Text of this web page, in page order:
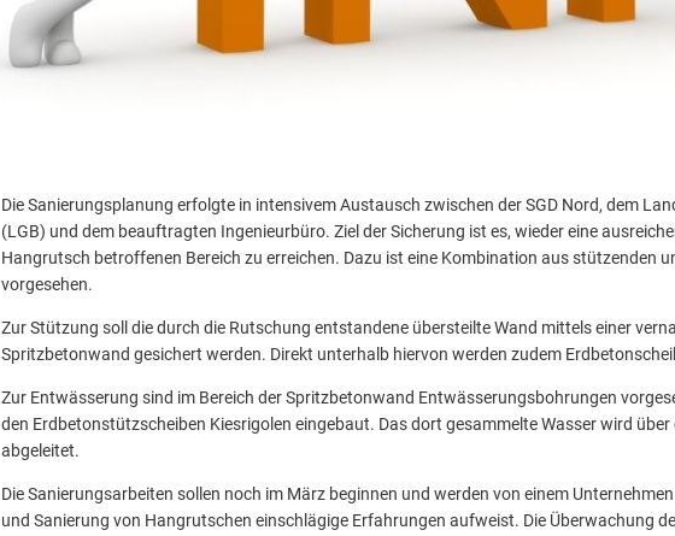
Die Sanierungsplanung erfolgte in intensivem Austausch zwischen der SGD Nord, dem
(LGB) und dem beauftragten Ingenieurbüro. Ziel der Sicherung ist es, wieder eine
Hangrutsch betroffenen Bereich zu erreichen. Dazu ist eine Kombination aus stützenden
vorgesehen.
Zur Stützung soll die durch die Rutschung entstandene übersteilte Wand mittels einer
Spritzbetonwand gesichert werden. Direkt unterhalb hiervon werden zudem
Zur Entwässerung sind im Bereich der Spritzbetonwand Entwässerungsbohrungen
den Erdbetonstützscheiben Kiesrigolen eingebaut. Das dort gesammelte Wasser wird
abgeleitet.
Die Sanierungsarbeiten sollen noch im März beginnen und werden von einem
und Sanierung von Hangrutschen einschlägige Erfahrungen aufweist. Die Überwachung